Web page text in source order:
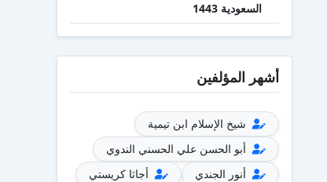
السعودية 1443
أشهر المؤلفين
شيخ الإسلام ابن تيمية
أبو الحسن علي الحسني الندوي
أنور الجندي
أجاثا كريستي